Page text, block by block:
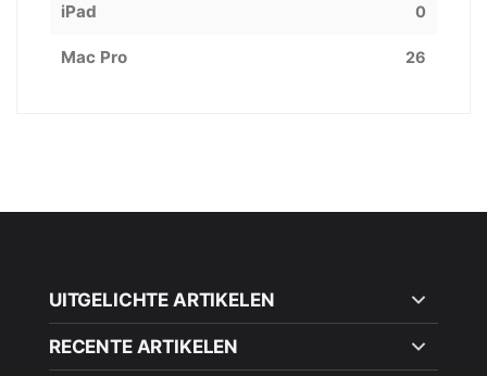
iPad 0
Mac Pro 26
UITGELICHTE ARTIKELEN
RECENTE ARTIKELEN